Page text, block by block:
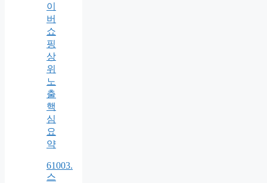
이
버
쇼
핑
상
위
노
출
핵
심
요
약
61003.
스